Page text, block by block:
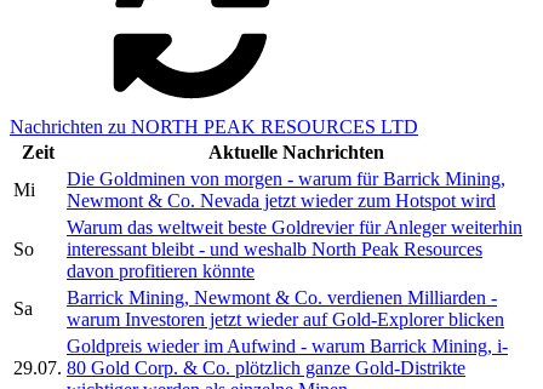
Nachrichten zu NORTH PEAK RESOURCES LTD
Zeit
Aktuelle Nachrichten
Mi
Die Goldminen von morgen - warum für Barrick Mining,
Newmont & Co. Nevada jetzt wieder zum Hotspot wird
So
Warum das weltweit beste Goldrevier für Anleger weiterhin
interessant bleibt - und weshalb North Peak Resources
davon profitieren könnte
Sa
Barrick Mining, Newmont & Co. verdienen Milliarden -
warum Investoren jetzt wieder auf Gold-Explorer blicken
29.07.
Goldpreis wieder im Aufwind - warum Barrick Mining, i-
80 Gold Corp. & Co. plötzlich ganze Gold-Distrikte